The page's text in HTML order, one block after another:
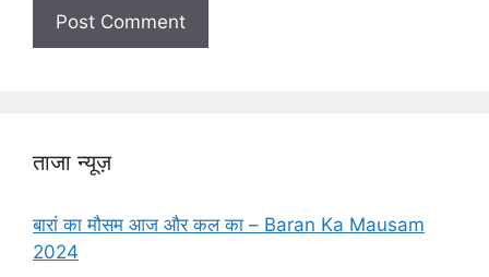
ताजा न्यूज़
बारां का मौसम आज और कल का – Baran Ka Mausam
2024